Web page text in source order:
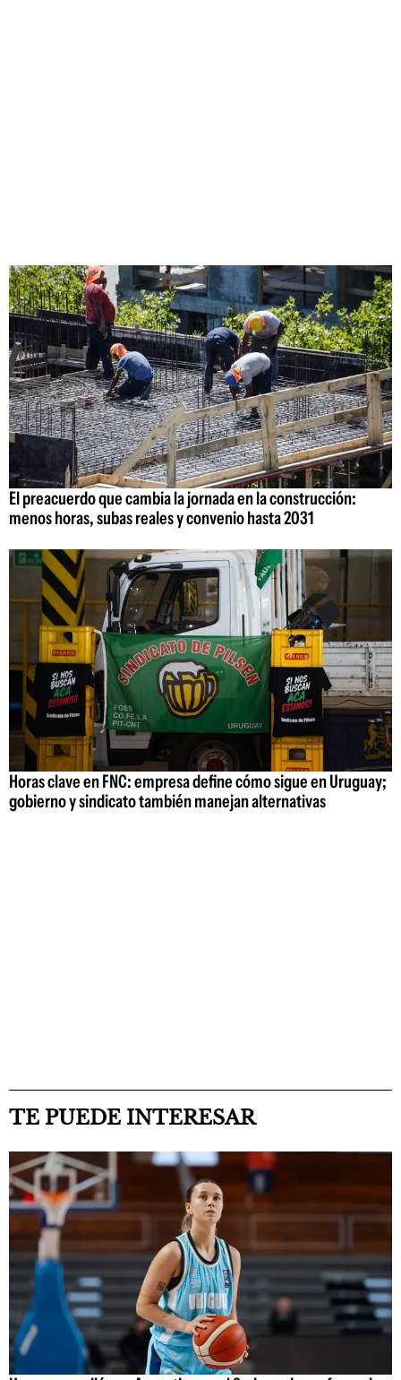
El preacuerdo que cambia la jornada en la construcción:
menos horas, subas reales y convenio hasta 2031
Horas clave en FNC: empresa define cómo sigue en Uruguay;
gobierno y sindicato también manejan alternativas
TE PUEDE INTERESAR